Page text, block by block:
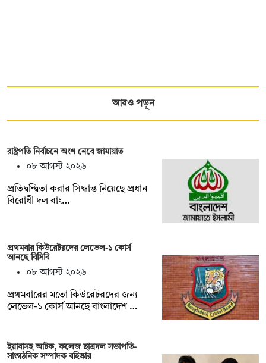
আরও পড়ুন
রাষ্ট্রপতি নির্বাচনে অংশ নেবে জামায়াত
০৮ আগস্ট ২০২৬
প্রতিদ্বন্দ্বিতা করার সিদ্ধান্ত নিয়েছে প্রধান
বিরোধী দল বাং…
প্রথমবার কিউরেটরদের লেভেল-১ কোর্স
আনছে বিসিবি
০৮ আগস্ট ২০২৬
প্রথমবারের মতো কিউরেটরদের জন্য
লেভেল-১ কোর্স আনছে বাংলাদেশ …
ইয়াবাসহ আটক, কলেজ ছাত্রদল সভাপতি-
সাংগঠনিক সম্পাদক বহিষ্কার